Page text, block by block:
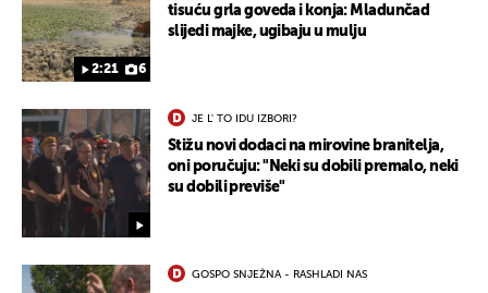
2:21 6
tisuću grla goveda i konja: Mladunčad
slijedi majke, ugibaju u mulju
JE L' TO IDU IZBORI?
Stižu novi dodaci na mirovine branitelja,
oni poručuju: "Neki su dobili premalo, neki
su dobili previše"
GOSPO SNJEŽNA - RASHLADI NAS